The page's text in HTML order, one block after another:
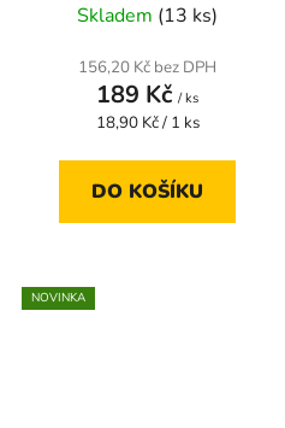
Skladem (13 ks)
156,20 Kč bez DPH
189 Kč / ks
Měrná
18,90 Kč / 1 ks
DO KOŠÍKU
NOVINKA